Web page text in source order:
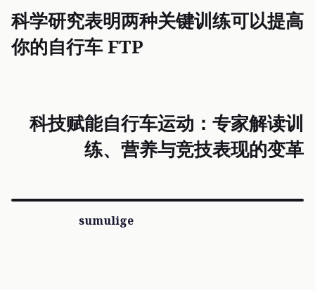
科学研究表明两种关键训练可以提高
你的自行车 FTP
科技赋能自行车运动：专家解读训
练、营养与竞技表现的变革
sumulige